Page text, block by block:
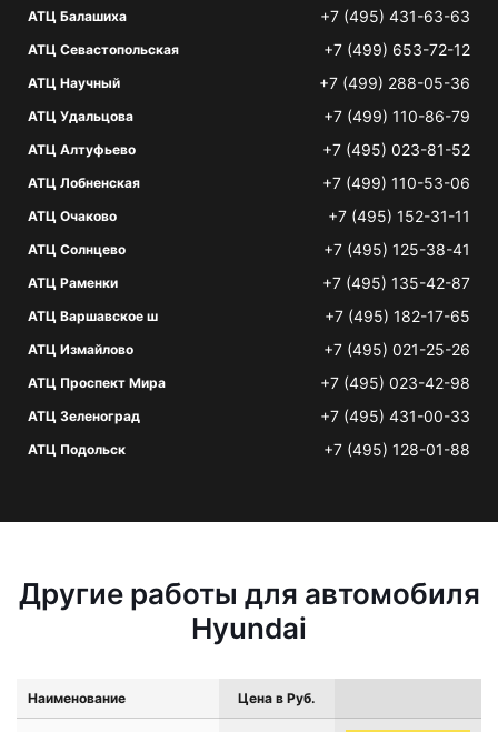
АТЦ Балашиха +7 (495) 431-63-63
АТЦ Севастопольская +7 (499) 653-72-12
АТЦ Научный +7 (499) 288-05-36
АТЦ Удальцова +7 (499) 110-86-79
АТЦ Алтуфьево +7 (495) 023-81-52
АТЦ Лобненская +7 (499) 110-53-06
АТЦ Очаково +7 (495) 152-31-11
АТЦ Солнцево +7 (495) 125-38-41
АТЦ Раменки +7 (495) 135-42-87
АТЦ Варшавское ш +7 (495) 182-17-65
АТЦ Измайлово +7 (495) 021-25-26
АТЦ Проспект Мира +7 (495) 023-42-98
АТЦ Зеленоград +7 (495) 431-00-33
АТЦ Подольск +7 (495) 128-01-88
Другие работы для автомобиля
Hyundai
Наименование Цена в Руб.